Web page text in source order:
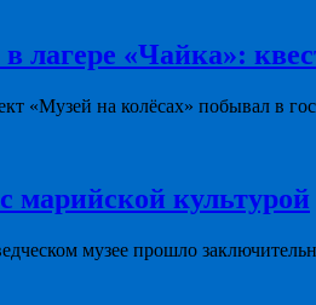
лагере «Чайка»:
«Музей на колёсах» побывал в
марийской культурой
музее прошло